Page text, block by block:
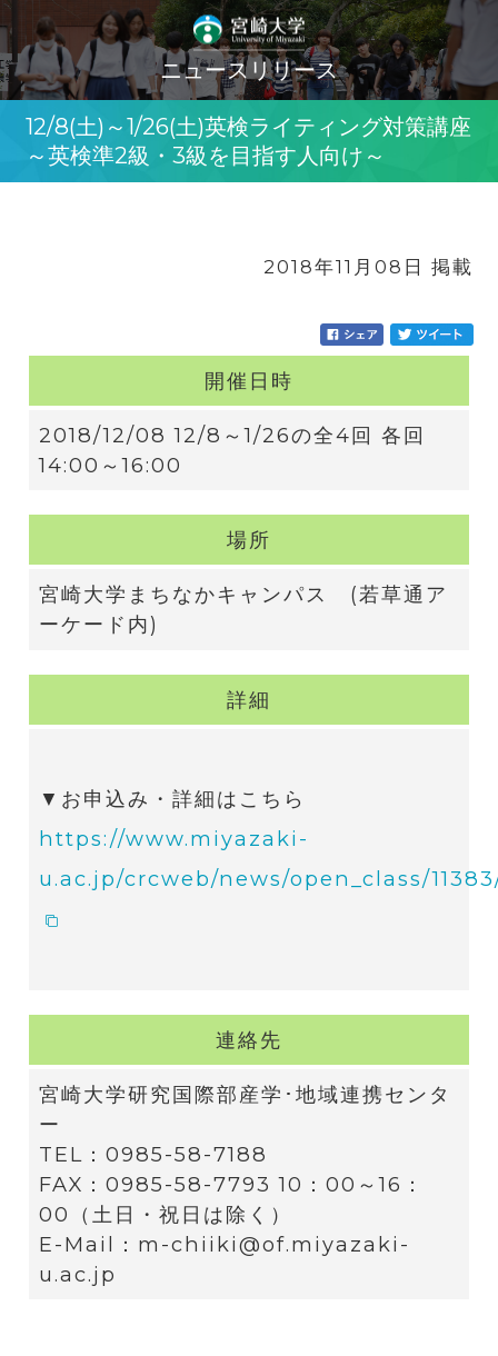
ニュースリリース
12/8(土)～1/26(土)英検ライティング対策講座
～英検準2級・3級を目指す人向け～
2018年11月08日 掲載
開催日時
2018/12/08 12/8～1/26の全4回 各回
14:00～16:00
場所
宮崎大学まちなかキャンパス (若草通ア
ーケード内)
詳細
▼お申込み・詳細はこちら
https://www.miyazaki-
u.ac.jp/crcweb/news/open_class/
連絡先
宮崎大学研究国際部産学･地域連携センタ
ー
TEL：0985-58-7188
FAX：0985-58-7793 10：00～16：
00（土日・祝日は除く）
E-Mail：m-chiiki@of.miyazaki-
u.ac.jp